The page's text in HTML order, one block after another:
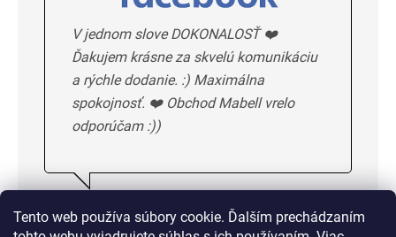
Tento web používa súbory cookie. Ďalším prechádzaním
V jednom slove DOKONALOSŤ ❤️
Ďakujem krásne za skvelú komunikáciu
a rýchle dodanie. :) Maximálna
spokojnosť. ❤️ Obchod Mabell vrelo
odporúčam :))